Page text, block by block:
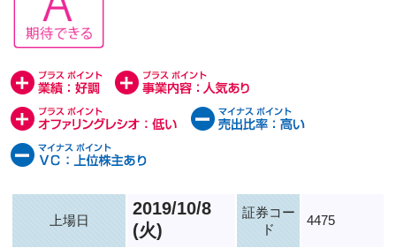
上場日
2019/10/8
(火)
証券コー
ド
4475